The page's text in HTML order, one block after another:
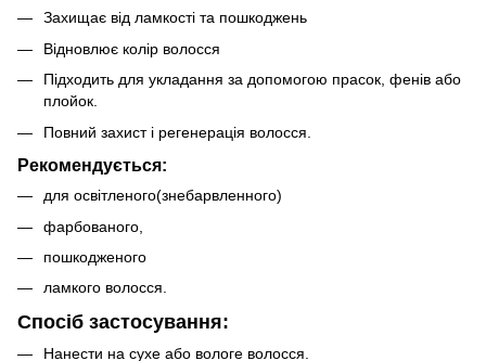
Захищає від ламкості та пошкоджень
Відновлює колір волосся
Підходить для укладання за допомогою прасок, фенів або
плойок.
Повний захист і регенерація волосся.
Рекомендується:
для освітленого(знебарвленного)
фарбованого,
пошкодженого
ламкого волосся.
Спосіб застосування:
Нанести на сухе або вологе волосся.